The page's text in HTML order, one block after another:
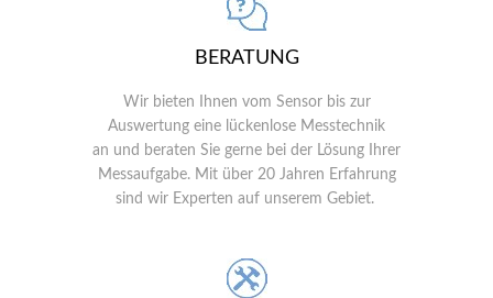
BERATUNG
Wir bieten Ihnen vom Sensor bis zur
Auswertung eine lückenlose Messtechnik
an und beraten Sie gerne bei der Lösung Ihrer
Messaufgabe. Mit über 20 Jahren Erfahrung
sind wir Experten auf unserem Gebiet.